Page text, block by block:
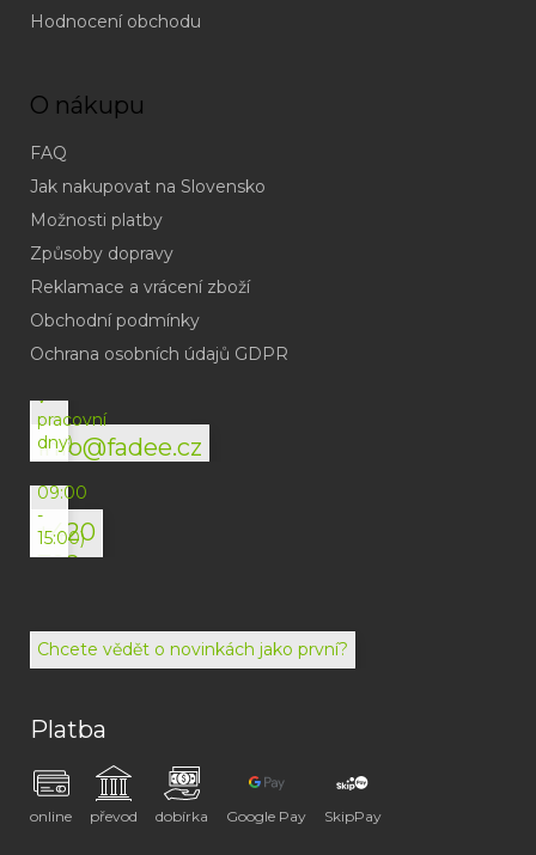
Hodnocení obchodu
O nákupu
FAQ
Jak nakupovat na Slovensko
Možnosti platby
Způsoby dopravy
Reklamace a vrácení zboží
Obchodní podmínky
Ochrana osobních údajů GDPR
info@fadee.cz
(odpověď
do
v
pracovní
dny)
+420
792
072
(Po-
09:00
-
15:00)
Chcete vědět o novinkách jako první?
Platba
online převod dobírka Google Pay SkipPay